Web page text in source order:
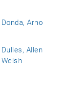
Donda, Arno
Dulles, Allen
Welsh